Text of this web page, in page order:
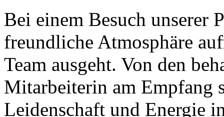
Bei einem Besuch unserer
freundliche Atmosphäre
Team ausgeht. Von den
Mitarbeiterin am Empfang
Leidenschaft und Energie